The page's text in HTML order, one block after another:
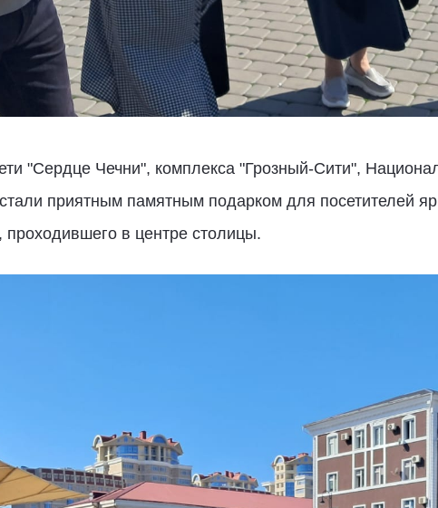
"Сердце Чечни", комплекса "Грозный-Сити",
приятным памятным подарком для посетителей
проходившего в центре столицы.